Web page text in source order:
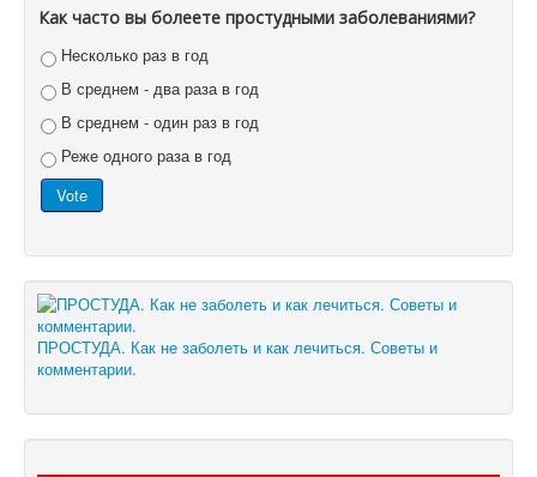
Как часто вы болеете простудными заболеваниями?
Несколько раз в год
В среднем - два раза в год
В среднем - один раз в год
Реже одного раза в год
ПРОСТУДА. Как не заболеть и как лечиться. Советы и
комментарии.